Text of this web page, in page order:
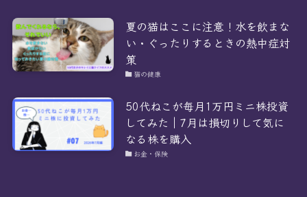
夏の猫はここに注意！水を飲まな
い・ぐったりするときの熱中症対
策
猫の健康
50代ねこが毎月1万円ミニ株投資
してみた｜7月は損切りして気に
なる株を購入
お金・保険